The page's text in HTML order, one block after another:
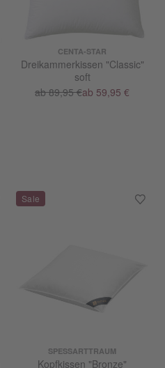
CENTA-STAR
Dreikammerkissen "Classic"
soft
ab 89,95 €ab 59,95 €
SPESSARTTRAUM
Kopfkissen "Bronze"